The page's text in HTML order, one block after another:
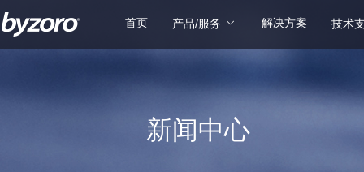
首页 产品/服务 解决方案 技术
新闻中心